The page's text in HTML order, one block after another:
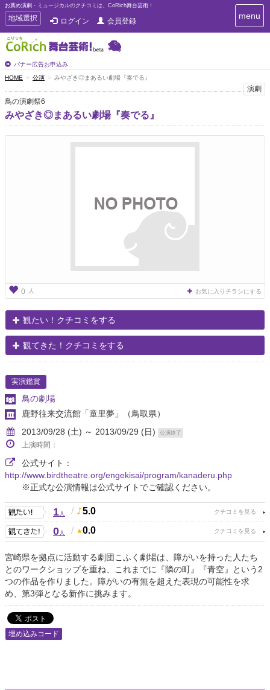
お薦め演劇・ミュージカルのクチコミは、CoRich舞台芸術！
T
o
g
g
e
n
a
v
i
g
地域選択 ログイン 会員登録
バナー広告お申込み
T
o
i
g
menu
HOME 公演 みやざき◎まあるい劇場『奏でる』
演劇
鳥の演劇祭6
みやざき◎まあるい劇場『奏でる』
0 人 お気に入りチラシにする
観たい！クチコミをする
観てきた！クチコミをする
実演鑑賞
鳥の劇場
鹿野往来交流館「童里夢」
（鳥取県）
2013/09/28 (土) ～ 2013/09/29 (日)
公演終了
上演時間：
公式サイト：
http://www.birdtheatre.org/engekisai/program/kanaderu.php
※正式な公演情報は公式サイトでご確認ください。
1人 / 5.0
0人 / 0.0
宮崎県を拠点に活動する劇団こふく劇場は、障がいを持った人たち
とのワークショップを重ね、これまでに『隣の町』『青空』という2
つの作品を作りました。障がいの有無を超えた表現の可能性を求
め、第3弾となる新作に挑みます。
埋め込みコード